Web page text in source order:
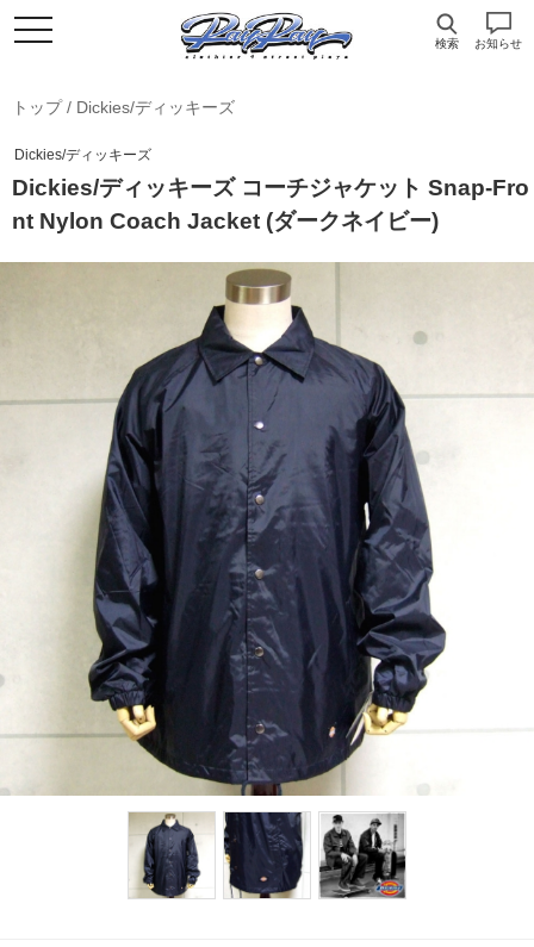
検索 お知らせ
トップ/ Dickies/ディッキーズ
Dickies/ディッキーズ
Dickies/ディッキーズ コーチジャケット Snap-Fro
nt Nylon Coach Jacket (ダークネイビー)